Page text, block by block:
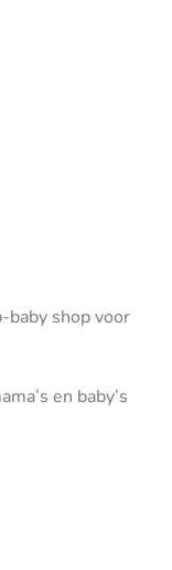
baby shop voor
en baby’s